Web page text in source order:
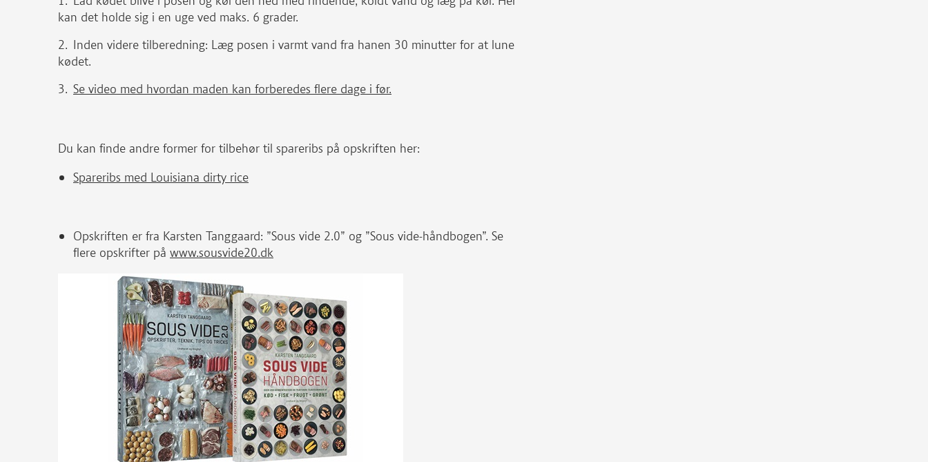
kan det holde sig i en uge ved maks. 6 grader.
Inden videre tilberedning: Læg posen i varmt vand fra hanen 30 minutter for at lune
kødet.
Se video med hvordan maden kan forberedes flere dage i før.
Du kan finde andre former for tilbehør til spareribs på opskriften her:
Spareribs med Louisiana dirty rice
Opskriften er fra Karsten Tanggaard: ”Sous vide 2.0” og ”Sous vide-håndbogen”. Se
flere opskrifter på www.sousvide20.dk